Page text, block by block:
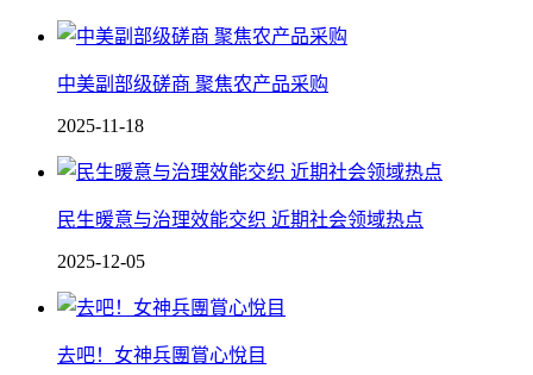
中美副部级磋商 聚焦农产品采购
2025-11-18
民生暖意与治理效能交织 近期社会领域热点
2025-12-05
去吧！女神兵團賞心悅目